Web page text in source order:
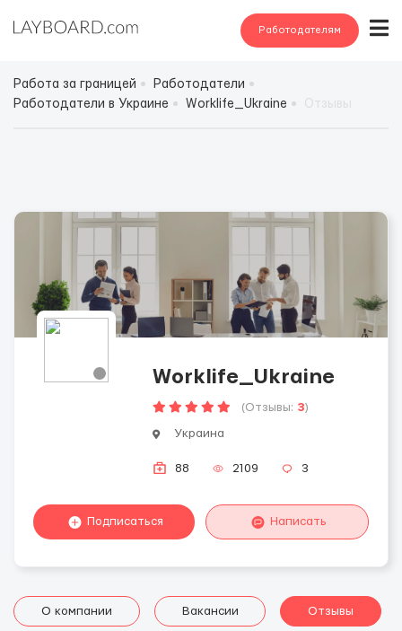
Работодателям
Работа за границей
Работодатели
Работодатели в Украине
Worklife_Ukraine
Worklife_Ukraine
(Отзывы: 3)
Украина
88 2109 3
Подписаться Написать
О компании Вакансии Отзывы